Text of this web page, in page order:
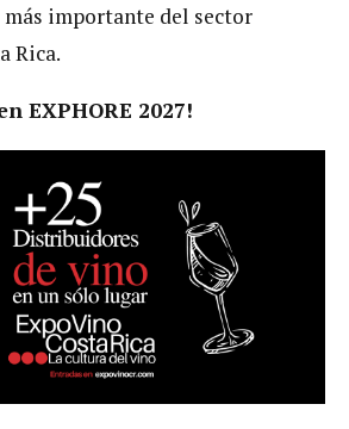
importante del sector
Rica.
EXPHORE 2027!